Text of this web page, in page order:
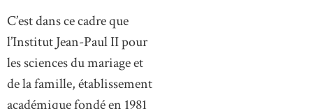
C’est dans ce cadre que
l’Institut Jean-Paul II pour
les sciences du mariage et
de la famille, établissement
académique fondé en 1981